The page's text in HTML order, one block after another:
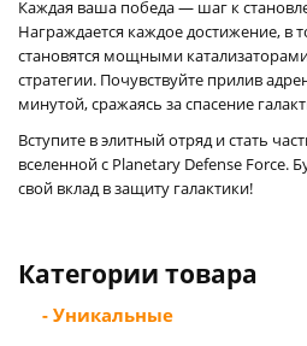
Каждая ваша победа — шаг к
Награждается каждое достижение, в
становятся мощными
стратегии. Почувствуйте прилив
минутой, сражаясь за спасение
Вступите в элитный отряд и стать
вселенной с Planetary Defense Force.
свой вклад в защиту галактики!
Категории товара
- Уникальные